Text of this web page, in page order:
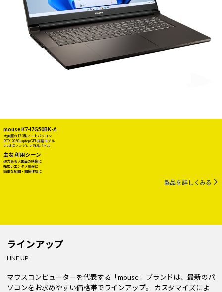
mouse K7-I7G50BK-A
大画面の17.3型ノートパソコン
RTX 2050 Laptop GPU搭載モデル
フルHDノングレア液晶パネル
主な利用シーン
迫力ある大画面の映像に
幅広いエンタメ用途に
簡単な動画・画像作成に
製品を詳しくみる
ラインアップ
LINE UP
マウスコンピューターを代表する「mouse」ブランドは、最新のパ
ソコンをお求めやすい価格帯でラインアップ。 カスタマイズによ